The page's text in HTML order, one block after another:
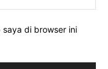
saya di browser ini